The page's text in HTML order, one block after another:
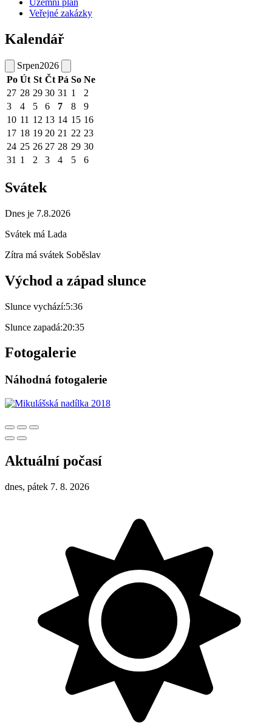
Územní plán
Veřejné zakázky
Kalendář
Srpen2026
Po Út St Čt Pá So Ne
27 28 29 30 31 1
2
3
4 5 6 7 8
9
10 11 12 13 14 15 16
17 18 19 20 21 22 23
24 25 26 27 28 29 30
31 1 2 3 4 5 6
Svátek
Dnes je 7.8.2026
Svátek má Lada
Zítra má svátek Soběslav
Východ a západ slunce
Slunce vychází:5:36
Slunce zapadá:20:35
Fotogalerie
Náhodná fotogalerie
Aktuální počasí
dnes, pátek 7. 8. 2026